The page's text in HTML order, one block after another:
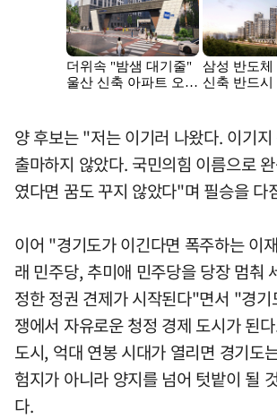
양 후보는 "저는 이기러 나왔다. 이기지
출마하지 않았다. 국민의힘 이름으로
였다면 꿈도 꾸지 않았다"며 필승을 다
이어 "경기도가 이긴다면 폭주하는 이
래 민주당, 추미애 민주당을 당장 멈춰
정한 정권 견제가 시작된다"면서 "경기
쟁에서 자유로운 청정 경제 도시가 된
도시, 억대 연봉 시대가 열리면 경기도
험지가 아니라 양지를 넘어 텃밭이 될
다.